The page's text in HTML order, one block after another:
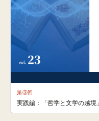
第③回
実践編：「哲学と文学の越